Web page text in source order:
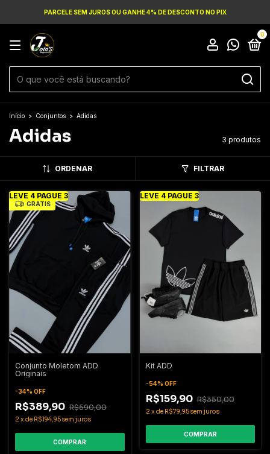
PARCELE SEM JUROS OU GANHE 4% DE DESCONTO NO PIX
0
Início > Conjuntos > Adidas
Adidas 3 produtos
ORDENAR FILTRAR
LEVE 4 PAGUE 3
GRÁTIS
Conjunto Moletom ADD
Originais
-34% OFF
R$389,90 R$590,00
2 xde R$194,95sem juros
COMPRAR
LEVE 4 PAGUE 3
Kit ADD
-54% OFF
R$159,90 R$350,00
2 xde R$79,95sem juros
COMPRAR